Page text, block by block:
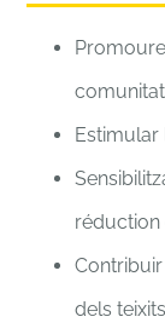
Estimular
réduction
dels